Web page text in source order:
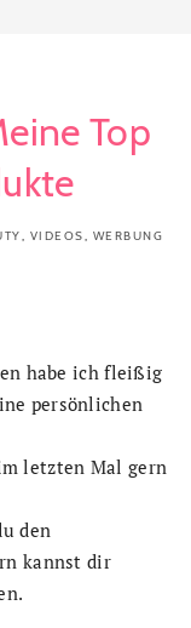
Top
, VIDEOS, WERBUNG
habe ich fleißig
persönlichen
letzten Mal gern
den
kannst dir